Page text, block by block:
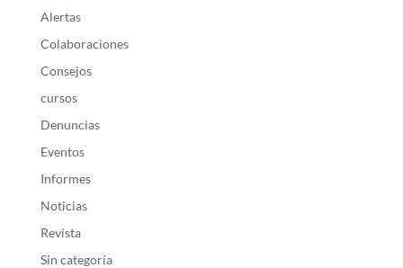
Alertas
Colaboraciones
Consejos
cursos
Denuncias
Eventos
Informes
Noticias
Revista
Sin categoría